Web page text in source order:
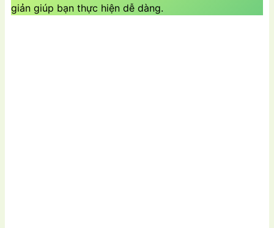
giản giúp bạn thực hiện dễ dàng.